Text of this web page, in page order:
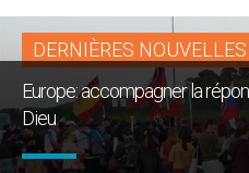
DERNIÈRES NOUVELLES
Europe: accompagner la
Dieu